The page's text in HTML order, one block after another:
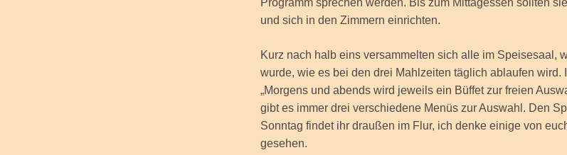
Programm sprechen werden. Bis zum Mittagessen sollten
und sich in den Zimmern einrichten.
Kurz nach halb eins versammelten sich alle im Speisesaal,
wurde, wie es bei den drei Mahlzeiten täglich ablaufen wird.
„Morgens und abends wird jeweils ein Büffet zur freien
gibt es immer drei verschiedene Menüs zur Auswahl. Den
Sonntag findet ihr draußen im Flur, ich denke einige von
gesehen.